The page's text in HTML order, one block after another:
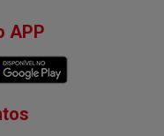
APP